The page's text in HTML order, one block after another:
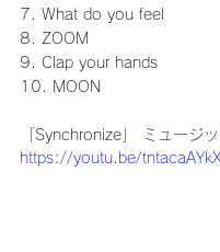
7. What do you feel
8. ZOOM
9. Clap your hands
10. MOON
「Synchronize」 ミュージ
https://youtu.be/